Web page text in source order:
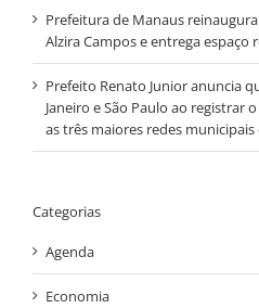
Prefeitura de Manaus
Alzira Campos e entrega espaço
Prefeito Renato Junior anuncia
Janeiro e São Paulo ao registrar
as três maiores redes
Categorias
Agenda
Economia